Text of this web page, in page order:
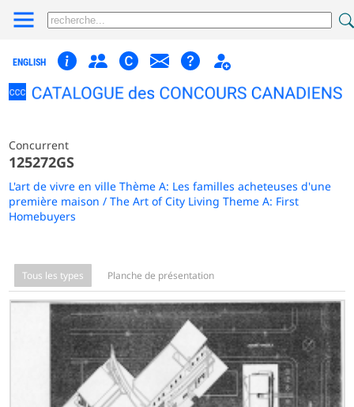
ENGLISH
Concurrent
125272GS
L'art de vivre en ville Thème A: Les familles acheteuses d'une
première maison / The Art of City Living Theme A: First
Homebuyers
Tous les types Planche de présentation